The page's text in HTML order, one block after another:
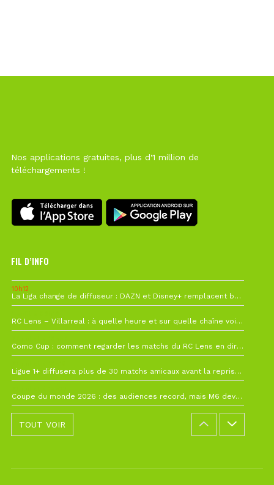
Nos applications gratuites, plus d'1 million de
téléchargements !
FIL D’INFO
10h12
La Liga change de diffuseur : DAZN et Disney+ remplacent beIN Sports !
RC Lens – Villarreal : à quelle heure et sur quelle chaîne voir la finale de la Como Cup ?
Como Cup : comment regarder les matchs du RC Lens en direct ?
Ligue 1+ diffusera plus de 30 matchs amicaux avant la reprise de la Ligue 1
Coupe du monde 2026 : des audiences record, mais M6 devrait perdre très gros !
TOUT VOIR